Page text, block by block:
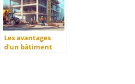
Les avantages
d’un bâtiment